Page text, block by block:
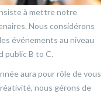
à mettre notre
Nous considérons
événements au niveau
public B to C.
aura pour rôle de vous
nous gérons de